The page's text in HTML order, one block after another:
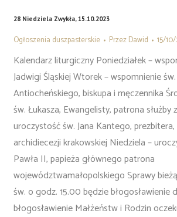
28 Niedziela Zwykła, 15.10.2023
Ogłoszenia duszpasterskie PrzezDawid 15/
Kalendarz liturgiczny Poniedziałek –
Jadwigi Śląskiej Wtorek – wspomnienie
Antiocheńskiego, biskupa i męczennika
św. Łukasza, Ewangelisty, patrona służby
uroczystość św. Jana Kantego,
archidiecezji krakowskiej Niedziela –
Pawła II, papieża głównego patrona
województwamałopolskiego Sprawy
św. o godz. 15.00 będzie błogosławienie
błogosławienie Małżeństw i Rodzin